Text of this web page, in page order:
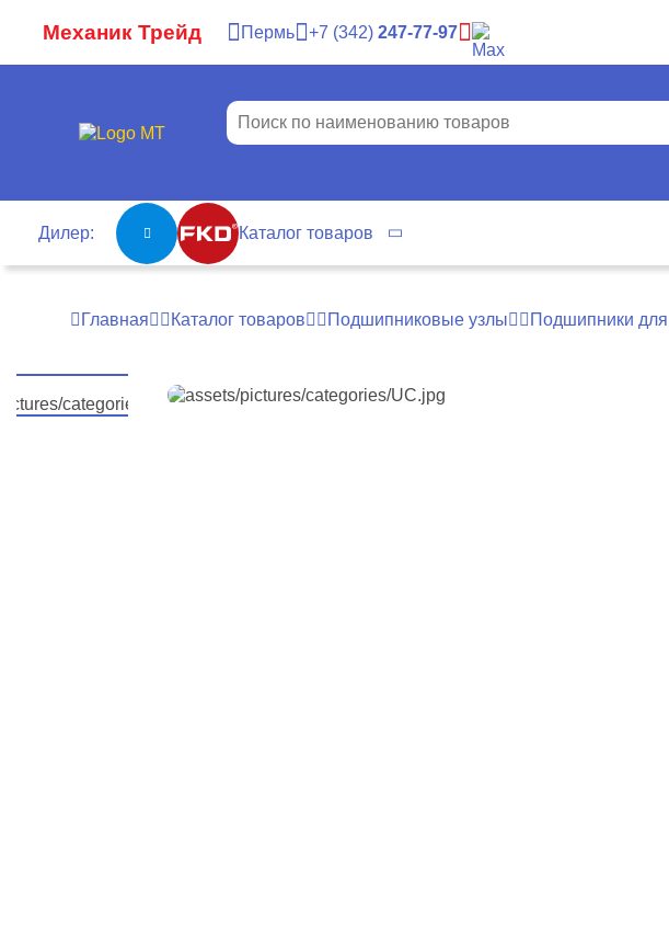
Механик Трейд Пермь 7 342 247-77-97
Дилер: Каталог товаров
Главная Каталог товаров Подшипниковые узлы Подшипники для